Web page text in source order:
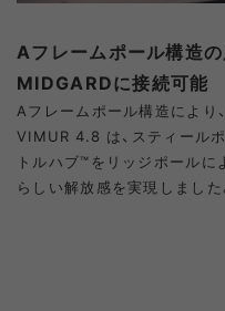
Aフレームポール構造
MIDGARDに接続可能
Aフレームポール構造により
VIMUR 4.8 は、スティール
トルハブ™をリッジポールに
らしい解放感を実現しました